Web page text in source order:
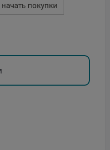
покупки